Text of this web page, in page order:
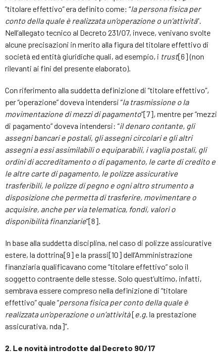
“titolare effettivo” era definito come: “la persona fisica per
conto della quale è realizzata un’operazione o un’attività”.
Nell’allegato tecnico al Decreto 231/07, invece, venivano svolte
alcune precisazioni in merito alla figura del titolare effettivo di
società ed entità giuridiche quali, ad esempio, i trust[6] (non
rilevanti ai fini del presente elaborato).
Con riferimento alla suddetta definizione di “titolare effettivo”,
per “operazione” doveva intendersi “la trasmissione o la
movimentazione di mezzi di pagamento”[7], mentre per “mezzi
di pagamento” doveva intendersi: “il denaro contante, gli
assegni bancari e postali, gli assegni circolari e gli altri
assegni a essi assimilabili o equiparabili, i vaglia postali, gli
ordini di accreditamento o di pagamento, le carte di credito e
le altre carte di pagamento, le polizze assicurative
trasferibili, le polizze di pegno e ogni altro strumento a
disposizione che permetta di trasferire, movimentare o
acquisire, anche per via telematica, fondi, valori o
disponibilità finanziarie”[8].
In base alla suddetta disciplina, nel caso di polizze assicurative
estere, la dottrina[9] e la prassi[10] dell’Amministrazione
finanziaria qualificavano come “titolare effettivo” solo il
soggetto contraente delle stesse. Solo quest’ultimo, infatti,
sembrava essere compreso nella definizione di “titolare
effettivo” quale “persona fisica per conto della quale è
realizzata un’operazione o un’attività[e.g. la prestazione
assicurativa, nda]”.
2. Le novità introdotte dal Decreto 90/17